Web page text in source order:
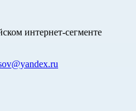
интернет-сегменте